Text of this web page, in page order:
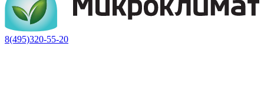
8(495)320-55-20